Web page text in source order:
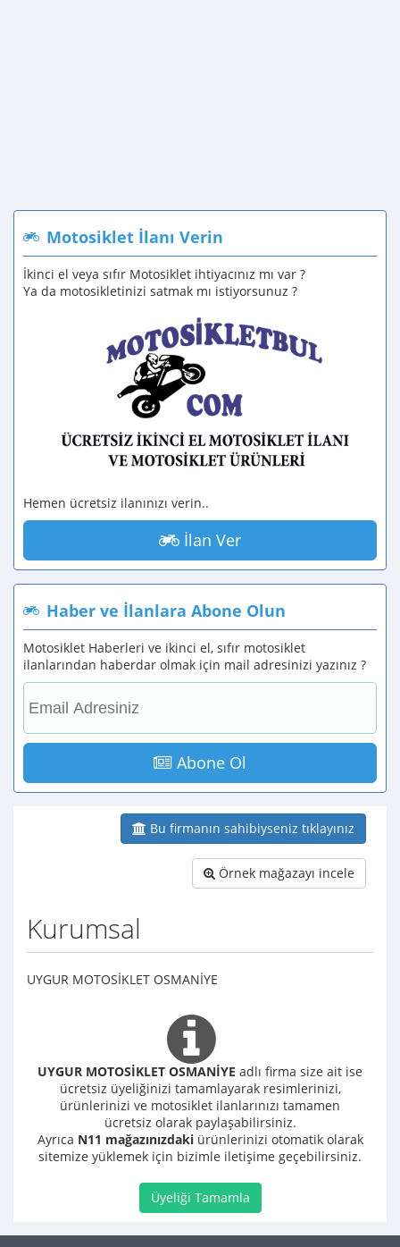
Motosiklet İlanı Verin
İkinci el veya sıfır Motosiklet ihtiyacınız mı var ?
Ya da motosikletinizi satmak mı istiyorsunuz ?
Hemen ücretsiz ilanınızı verin..
İlan Ver
Haber ve İlanlara Abone Olun
Motosiklet Haberleri ve ikinci el, sıfır motosiklet
ilanlarından haberdar olmak için mail adresinizi yazınız ?
Abone Ol
Bu firmanın sahibiyseniz tıklayınız
Örnek mağazayı incele
Kurumsal
UYGUR MOTOSİKLET OSMANİYE
UYGUR MOTOSİKLET OSMANİYE adlı firma size ait ise
ücretsiz üyeliğinizi tamamlayarak resimlerinizi,
ürünlerinizi ve motosiklet ilanlarınızı tamamen
ücretsiz olarak paylaşabilirsiniz.
Ayrıca N11 mağazınızdakiürünlerinizi otomatik olarak
sitemize yüklemek için bizimle iletişime geçebilirsiniz.
Üyeliği Tamamla